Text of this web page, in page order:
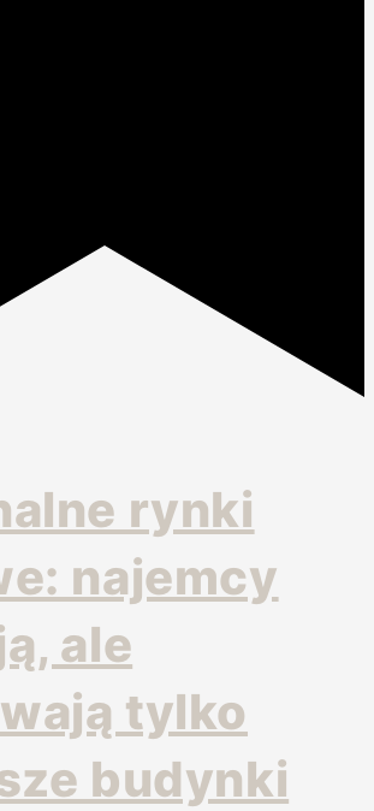
rynki
najemcy
ale
tylko
budynki